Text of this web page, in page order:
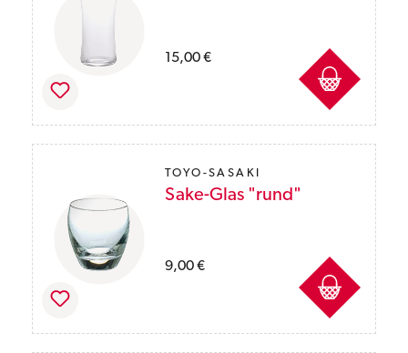
15,00 €
Preise inkl. MwSt. des Lieferlandes zzgl.
TOYO-SASAKI
Sake-Glas "rund"
9,00 €
Preise inkl. MwSt. des Lieferlandes zzgl.